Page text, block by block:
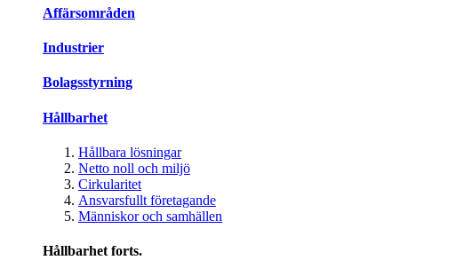
Affärsområden
Industrier
Bolagsstyrning
Hållbarhet
Hållbara lösningar
Netto noll och miljö
Cirkularitet
Ansvarsfullt företagande
Människor och samhällen
Hållbarhet forts.